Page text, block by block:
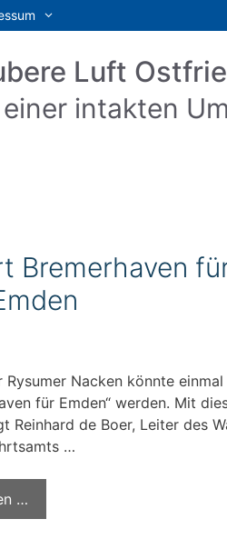
Luft
intakten
Bremerhaven
Rysumer Nacken könnte einmal
für Emden“ werden. Mit
Reinhard de Boer, Leiter des
…
…